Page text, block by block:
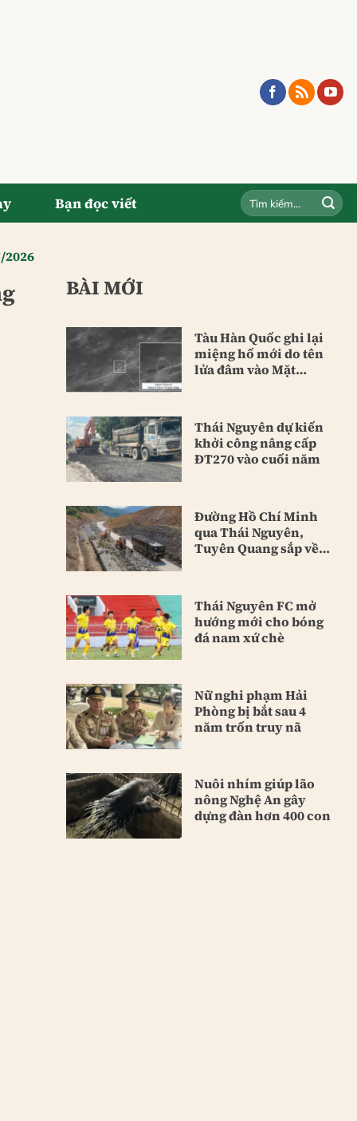
Bạn đọc viết
2026
BÀI MỚI
Tàu Hàn Quốc ghi lại
miệng hố mới do tên
lửa đâm vào Mặt
Thái Nguyên dự kiến
khởi công nâng cấp
ĐT270 vào cuối năm
Đường Hồ Chí Minh
qua Thái Nguyên,
Tuyên Quang sắp về
Thái Nguyên FC mở
hướng mới cho bóng
đá nam xứ chè
Nữ nghi phạm Hải
Phòng bị bắt sau 4
năm trốn truy nã
Nuôi nhím giúp lão
nông Nghệ An gây
dựng đàn hơn 400 con